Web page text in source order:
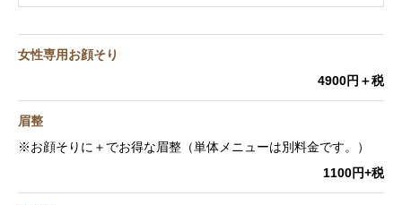
女性専用お顔そり
4900円＋税
眉整
※お顔そりに＋でお得な眉整（単体メニューは別料金です。）
1100円+税